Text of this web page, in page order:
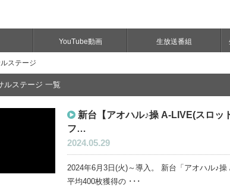
YouTube動画 生放送番組
ステージ
ルステージ 一覧
新台【アオハル♪操 A-LIVE(スロッ
フ…
2024.05.29
2024年6月3日(火)～導入。 新台「アオハル♪
平均400枚獲得の ･･･